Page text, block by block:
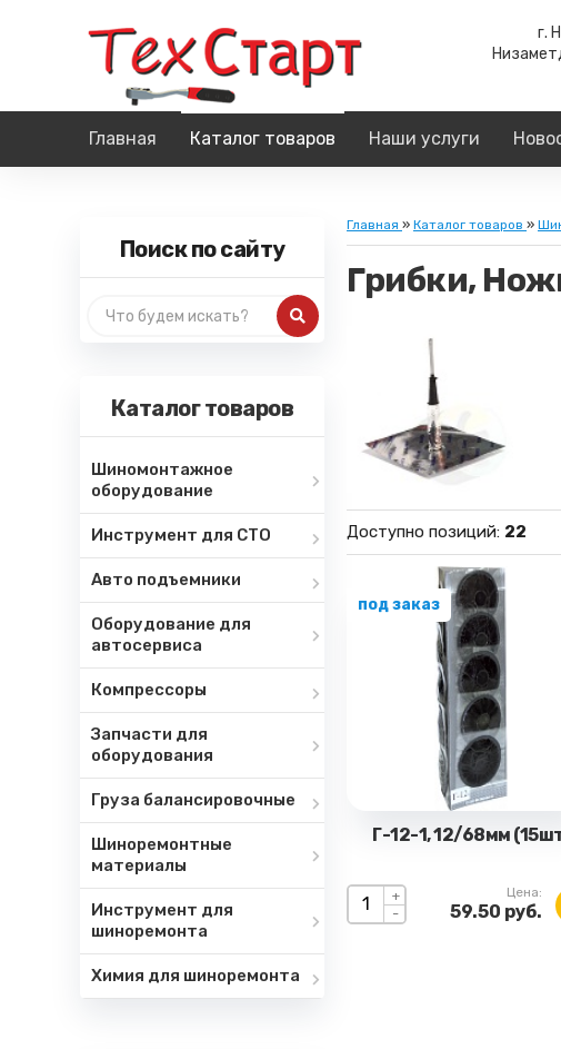
г.
Главная Каталог товаров Наши услуги
Поиск по сайту
Каталог товаров
Шиномонтажное
оборудование
Инструмент для СТО
Авто подъемники
Оборудование для
автосервиса
Компрессоры
Запчасти для
оборудования
Груза балансировочные
Шиноремонтные
материалы
Инструмент для
шиноремонта
Химия для шиноремонта
Главная » Каталог товаров »
Грибки,
Доступно позиций: 22
под заказ
Г-12-1, 12/68мм
+
-
Цена:
59.50 руб.